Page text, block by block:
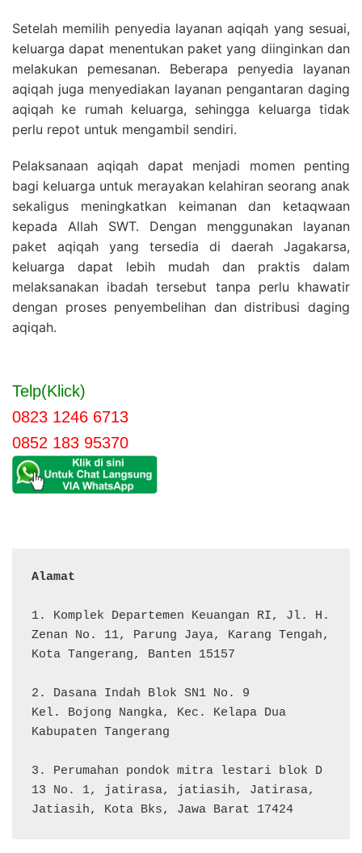
Setelah memilih penyedia layanan aqiqah yang sesuai,
keluarga dapat menentukan paket yang diinginkan dan
melakukan pemesanan. Beberapa penyedia layanan
aqiqah juga menyediakan layanan pengantaran daging
aqiqah ke rumah keluarga, sehingga keluarga tidak
perlu repot untuk mengambil sendiri.
Pelaksanaan aqiqah dapat menjadi momen penting
bagi keluarga untuk merayakan kelahiran seorang anak
sekaligus meningkatkan keimanan dan ketaqwaan
kepada Allah SWT. Dengan menggunakan layanan
paket aqiqah yang tersedia di daerah Jagakarsa,
keluarga dapat lebih mudah dan praktis dalam
melaksanakan ibadah tersebut tanpa perlu khawatir
dengan proses penyembelihan dan distribusi daging
aqiqah.
Telp(Klick)
0823 1246 6713
0852 183 95370
Alamat
1. Komplek Departemen Keuangan RI, Jl. H.
Zenan No. 11, Parung Jaya, Karang Tengah,
Kota Tangerang, Banten 15157
2. Dasana Indah Blok SN1 No. 9
Kel. Bojong Nangka, Kec. Kelapa Dua
Kabupaten Tangerang
3. Perumahan pondok mitra lestari blok D
13 No. 1, jatirasa, jatiasih, Jatirasa,
Jatiasih, Kota Bks, Jawa Barat 17424